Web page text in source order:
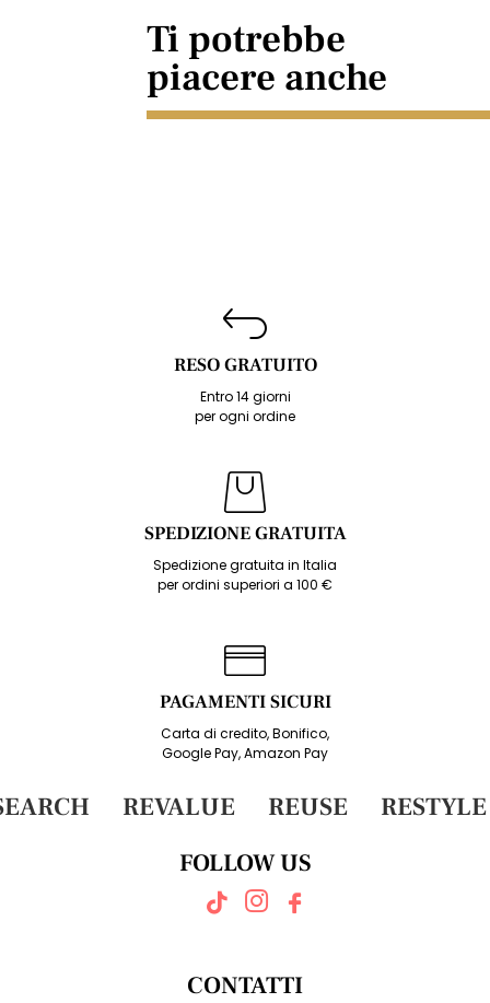
Ti potrebbe
piacere anche
RESO GRATUITO
Entro 14 giorni
per ogni ordine
SPEDIZIONE GRATUITA
Spedizione gratuita in Italia
per ordini superiori a 100 €
PAGAMENTI SICURI
Carta di credito, Bonifico,
Google Pay, Amazon Pay
REVALUE REUSE RESTYLE
CONTATTI
FOLLOW US